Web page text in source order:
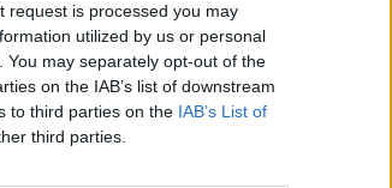
request is processed you may
utilized by us or personal
may separately opt-out of the
on the IAB’s list of downstream
to third parties on the IAB’s List of
third parties.